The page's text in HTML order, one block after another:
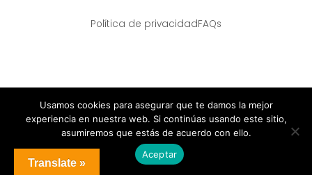
Política de privacidadFAQs
Translate »
Usamos cookies para asegurar que te damos la mejor
experiencia en nuestra web. Si continúas usando este sitio,
asumiremos que estás de acuerdo con ello.
Aceptar